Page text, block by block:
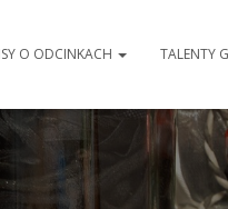
O ODCINKACH TALENTY